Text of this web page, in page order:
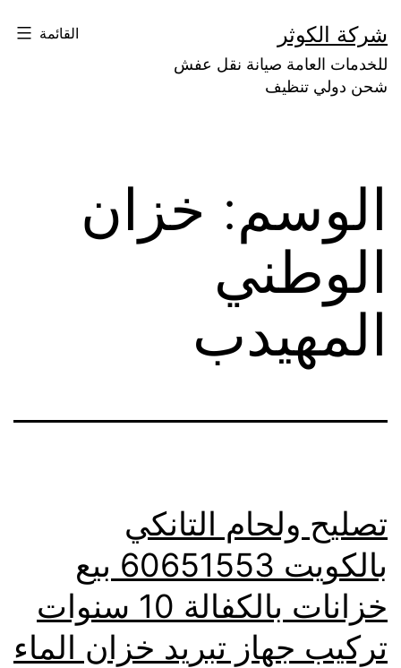
إلى
المحتوى
شركة الكوثر
للخدمات العامة صيانة نقل عفش
شحن دولي تنظيف
القائمة
الوسم: خزان
الوطني
المهيدب
تصليح ولحام التانكي
بالكويت 60651553 بيع
خزانات بالكفالة 10 سنوات
تركيب جهاز تبريد خزان الماء